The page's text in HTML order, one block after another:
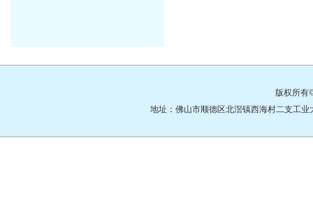
版权所有
地址：佛山市顺德区北滘镇西海村二支工